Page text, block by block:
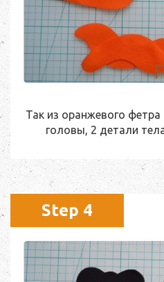
Так из оранжевого
головы, 2 детали
Step 4